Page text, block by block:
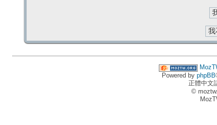
Powered by phpBB
正體中文
©